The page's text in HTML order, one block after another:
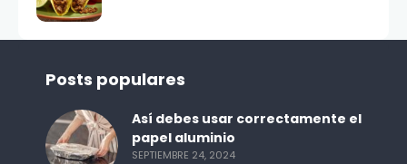
Posts populares
Así debes usar correctamente el
papel aluminio
SEPTIEMBRE 24, 2024